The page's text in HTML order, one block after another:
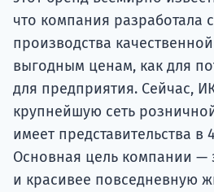
что компания разработала
производства
выгодным ценам, как для
для предприятия. Сейчас,
крупнейшую сеть
имеет представительства в
Основная цель компании —
и красивее повседневную